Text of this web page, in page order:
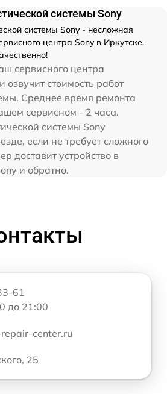
системы Sony
системы Sony - несложная
центра Sony в Иркутске.
сервисного центра
озвучит стоимость работ
Среднее время ремонта
сервисном - 2 часа.
системы Sony
если не требует сложного
доставит устройство в
и обратно.
61
до 21:00
center.ru
25